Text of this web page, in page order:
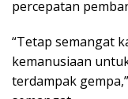
percepatan
“Tetap semangat
kemanusiaan
terdampak